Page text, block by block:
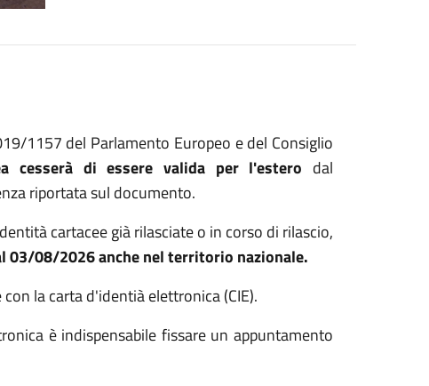
1157 del Parlamento Europeo e del Consiglio
cesserà di essere valida per l'estero dal
riportata sul documento.
cartacee già rilasciate o in corso di rilascio,
03/08/2026anche nel territorio nazionale.
la carta d'identià elettronica (CIE).
è indispensabile fissare un appuntamento